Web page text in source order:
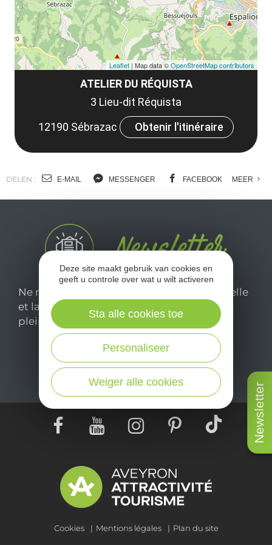
Newsletter
ATELIER DU RÉQUISTA
3 Lieu-dit Réquista
12190 Sébrazac
Obtenir l'itinéraire
Leaflet| Map data ©OpenStreetMap contributors
DELEN : E-MAIL MESSENGER FACEBOOK MEER
Ne manquez pas notre newsletter mensuelle
et laissez-vous inspirer pour profiter
pleinement de votre séjour en Aveyron.
Je m'abonne ici
Cookies Mentions légales Plan du site
Deze site maakt gebruik van cookies en
geeft u controle over wat u wilt activeren
Weiger alle cookies
Personaliseer
Sta alle cookies toe